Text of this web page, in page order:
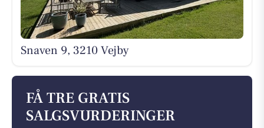
Snaven 9, 3210 Vejby
FÅ TRE GRATIS
SALGSVURDERINGER